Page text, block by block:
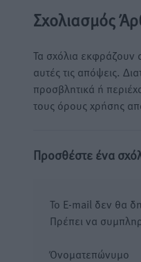
Σχολιασμός
Τα σχόλια εκφράζουν
αυτές τις απόψεις.
προσβλητικά ή
τους όρους χρήσης
Προσθέστε ένα
Το E-mail δεν θα
Πρέπει να
Όνοματεπώνυμο